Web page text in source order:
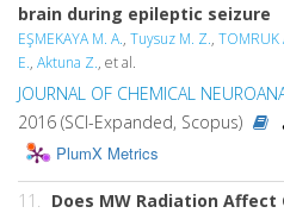
brain during epileptic seizure
EŞMEKAYA M. A., Tuysuz M. Z., TOMRUK
E., Aktuna Z., et al.
JOURNAL OF CHEMICAL
2016 (SCI-Expanded, Scopus)
PlumX Metrics
11. Does MW Radiation Affect